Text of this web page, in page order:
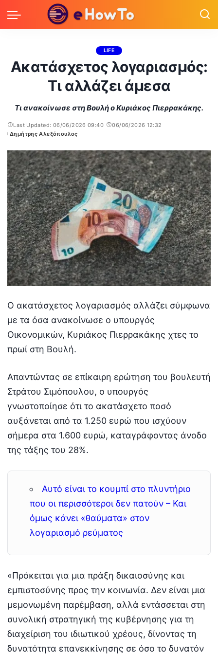
LIFE
Ακατάσχετος λογαριασμός:
Τι αλλάζει άμεσα
Τι ανακοίνωσε στη Βουλή ο Κυριάκος Πιερρακάκης.
Last Updated: 06/06/2026 09:40
06/06/2026 12:32
Posted
Δημήτρης Αλεξόπουλος
Ο ακατάσχετος λογαριασμός αλλάζει σύμφωνα
με τα όσα ανακοίνωσε ο υπουργός
Οικονομικών, Κυριάκος Πιερρακάκης χτες το
πρωί στη Βουλή.
Απαντώντας σε επίκαιρη ερώτηση του βουλευτή
Στράτου Σιμόπουλου, ο υπουργός
γνωστοποίησε ότι το ακατάσχετο ποσό
αυξάνεται από τα 1.250 ευρώ που ισχύουν
σήμερα στα 1.600 ευρώ, καταγράφοντας άνοδο
της τάξης του 28%.
Αυτό είναι το κουμπί στο πλυντήριο
που οι περισσότεροι δεν πατούν – Και
όμως κάνει «θαύματα» στον
λογαριασμό ρεύματος
«Πρόκειται για μια πράξη δικαιοσύνης και
εμπιστοσύνης προς την κοινωνία. Δεν είναι μια
μεμονωμένη παρέμβαση, αλλά εντάσσεται στη
συνολική στρατηγική της κυβέρνησης για τη
διαχείριση του ιδιωτικού χρέους, δίνοντας τη
δυνατότητα επανεκκίνησης σε όσο το δυνατόν